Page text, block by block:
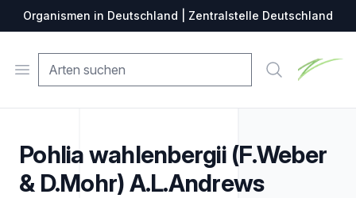
Organismen in Deutschland | Zentralstelle Deutschland
Open menu Suche
Pohlia wahlenbergii (F.Weber
& D.Mohr) A.L.Andrews